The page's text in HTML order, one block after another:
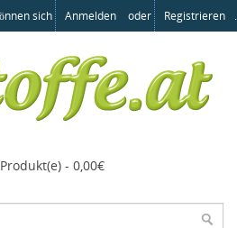
sich Anmelden oder Registrieren .
- 0,00€